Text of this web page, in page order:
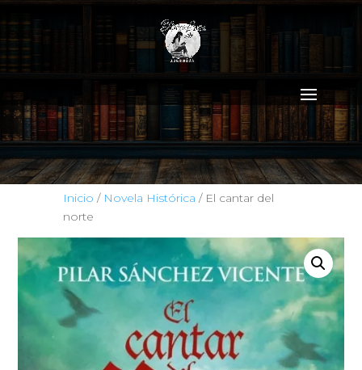
Inicio / Novela Histórica / El cantar del
norte